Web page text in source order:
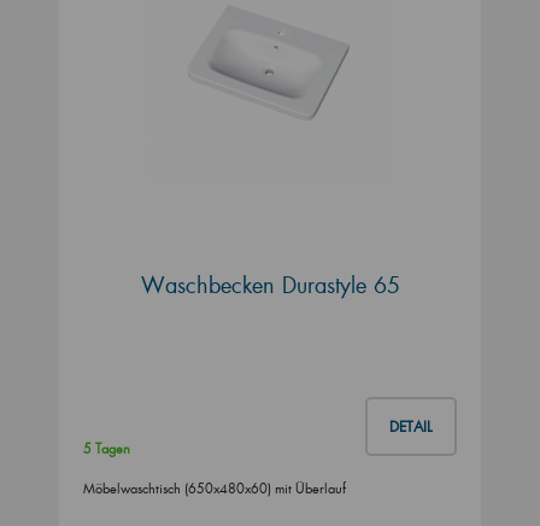
Waschbecken Durastyle 65
DETAIL
5 Tagen
Möbelwaschtisch (650x480x60) mit Überlauf